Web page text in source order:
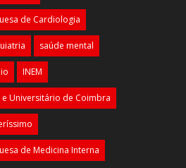
de Cardiologia
saúde mental
INEM
Universitário de Coimbra
de Medicina Interna